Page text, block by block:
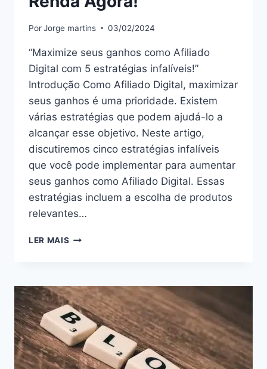
PorJorge martins 03/02/2024
“Maximize seus ganhos como Afiliado
Digital com 5 estratégias infalíveis!”
Introdução Como Afiliado Digital, maximizar
seus ganhos é uma prioridade. Existem
várias estratégias que podem ajudá-lo a
alcançar esse objetivo. Neste artigo,
discutiremos cinco estratégias infalíveis
que você pode implementar para aumentar
seus ganhos como Afiliado Digital. Essas
estratégias incluem a escolha de produtos
relevantes…
LER MAIS
MAXIMIZAR
SEUS
GANHOS
COMO
AFILIADO
DIGITAL:
AUMENTE